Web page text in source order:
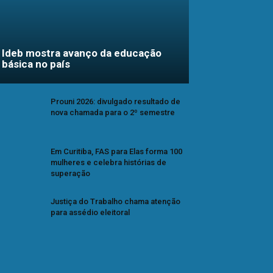
Ideb mostra avanço da educação
básica no país
Prouni 2026: divulgado resultado de
nova chamada para o 2º semestre
Em Curitiba, FAS para Elas forma 100
mulheres e celebra histórias de
superação
Justiça do Trabalho chama atenção
para assédio eleitoral